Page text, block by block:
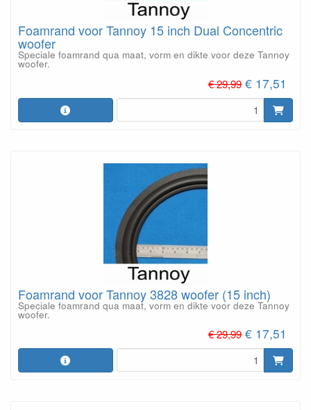
Foamrand voor Tannoy 15 inch Dual Concentric
woofer
Speciale foamrand qua maat, vorm en dikte voor deze Tannoy
woofer.
€ 29,99 € 17,51
Foamrand voor Tannoy 3828 woofer (15 inch)
Speciale foamrand qua maat, vorm en dikte voor deze Tannoy
woofer.
€ 29,99 € 17,51